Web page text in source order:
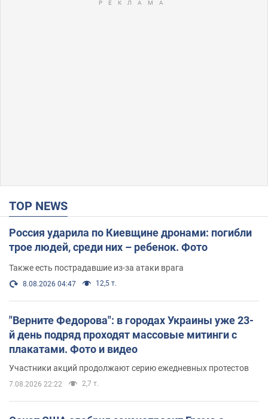
TOP NEWS
Россия ударила по Киевщине дронами: погибли
трое людей, среди них – ребенок. Фото
Также есть пострадавшие из-за атаки врага
8.08.2026 04:47 12,5 т.
"Верните Федорова": в городах Украины уже 23-
й день подряд проходят массовые митинги с
плакатами. Фото и видео
Участники акций продолжают серию ежедневных протестов
7.08.2026 22:22 2,7 т.